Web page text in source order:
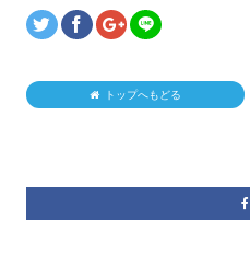
トップへもどる